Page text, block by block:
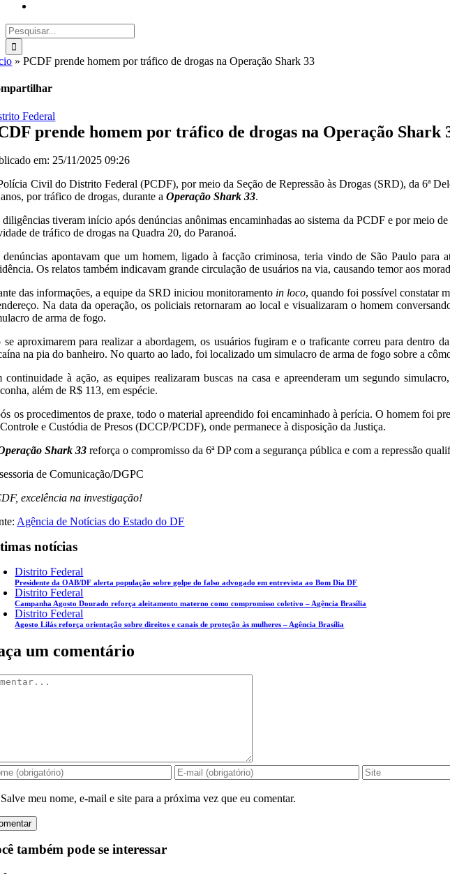
Buscar
resultados
para:
»PCDF prende homem por tráfico de drogas na Operação Shark 33
Federal
prende homem por tráfico de drogas na Operação Shark
em: 25/11/2025 09:26
Civil do Distrito Federal (PCDF), por meio da Seção de Repressão às Drogas (SRD), da 6ª
por tráfico de drogas, durante aOperação Shark 33.
tiveram início após denúncias anônimas encaminhadas ao sistema da PCDF e por meio
de tráfico de drogas na Quadra 20, do Paranoá.
apontavam que um homem, ligado à facção criminosa, teria vindo de São Paulo
Os relatos também indicavam grande circulação de usuários na via, causando temor aos
das informações, a equipe da SRD iniciou monitoramento in loco, quando foi possível constatar
Na data da operação, os policiais retornaram ao local e visualizaram o homem
de arma de fogo.
se aproximarem para realizar a abordagem, os usuários fugiram e o traficante correu para dentro
na pia do banheiro. No quarto ao lado, foi localizado um simulacro de arma de fogo sobre a
continuidade à ação, as equipes realizaram buscas na casa e apreenderam um segundo
além de R$ 113, em espécie.
os procedimentos de praxe, todo o material apreendido foi encaminhado à perícia. O homem foi
e Custódia de Presos (DCCP/PCDF), onde permanece à disposição da Justiça.
Shark 33 reforça o compromisso da 6ª DP com a segurança pública e com a repressão
de Comunicação/DGPC
excelência na investigação!
Agência de Notícias do Estado do DF
notícias
Distrito Federal
Presidente da OAB/DF alerta população sobre golpe do falso advogado em entrevista ao Bom Dia DF
Distrito Federal
Campanha Agosto Dourado reforça aleitamento materno como compromisso coletivo – Agência Brasília
Distrito Federal
Agosto Lilás reforça orientação sobre direitos e canais de proteção às mulheres – Agência Brasília
um comentário
Salve meu nome, e-mail e site para a próxima vez que eu comentar.
também pode se interessar